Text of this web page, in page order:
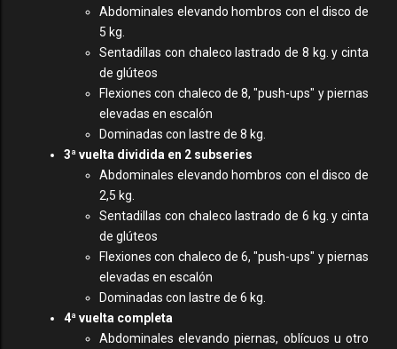
Abdominales elevando hombros con el disco de
5 kg.
Sentadillas con chaleco lastrado de 8 kg. y cinta
de glúteos
Flexiones con chaleco de 8, "push-ups" y piernas
elevadas en escalón
Dominadas con lastre de 8 kg.
3ª vuelta dividida en 2 subseries
Abdominales elevando hombros con el disco de
2,5 kg.
Sentadillas con chaleco lastrado de 6 kg. y cinta
de glúteos
Flexiones con chaleco de 6, "push-ups" y piernas
elevadas en escalón
Dominadas con lastre de 6 kg.
4ª vuelta completa
Abdominales elevando piernas, oblícuos u otro